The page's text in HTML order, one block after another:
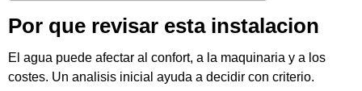
Por que revisar esta instalacion
El agua puede afectar al confort, a la maquinaria y a los
costes. Un analisis inicial ayuda a decidir con criterio.